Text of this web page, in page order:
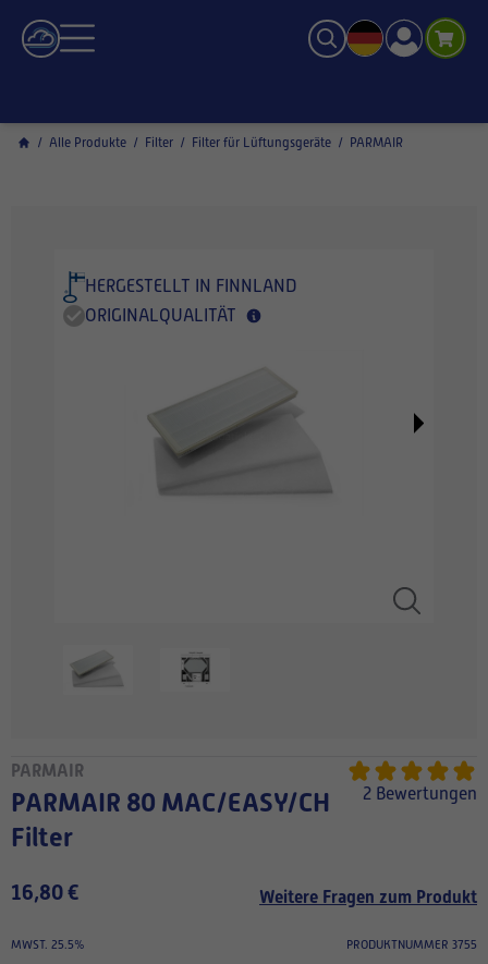
/ Alle Produkte / Filter / Filter für Lüftungsgeräte / PARMAIR
HERGESTELLT IN FINNLAND
ORIGINALQUALITÄT
PARMAIR
PARMAIR 80 MAC/EASY/CH
Filter
2 Bewertungen
16,80 € Weitere Fragen zum Produkt
MWST. 25.5% PRODUKTNUMMER 3755